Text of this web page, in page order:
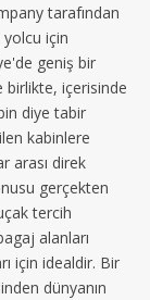
tarafından
için
geniş bir
birlikte, içerisinde
diye tabir
kabinlere
arası direk
gerçekten
tercih
alanları
için idealdir. Bir
dünyanın